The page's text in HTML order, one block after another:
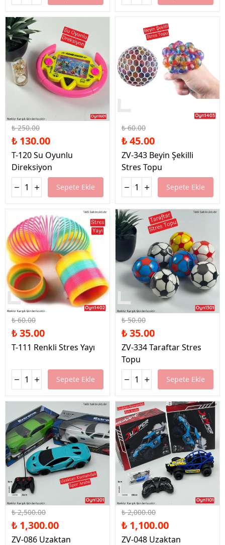
₺ 250.00
₺ 130.00
T-120 Su Oyunlu
Direksiyon
Sepete Ekle
%25 İndirim
₺ 60.00
₺ 45.00
ZV-343 Beyin Şekilli
Stres Topu
Sepete Ekle
%42 İndirim
₺ 60.00
₺ 35.00
T-111 Renkli Stres Yayı
Sepete Ekle
%30 İndirim
₺ 50.00
₺ 35.00
ZV-334 Taraftar Stres
Topu
Sepete Ekle
%48 İndirim
₺ 2,500.00
₺ 1,300.00
ZV-086 Uzaktan
%45 İndirim
₺ 2,000.00
₺ 1,100.00
ZV-048 Uzaktan